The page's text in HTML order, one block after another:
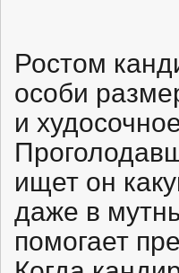
Ростом
особи
и
ищет он
даже в
помогает